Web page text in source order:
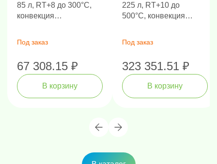
85 л, RT+8 до 300°C,
конвекция
Под заказ
67 308.15 ₽
В корзину
225 л, RT+10 до
500°C, конвекция
Под заказ
323 351.51 ₽
В корзину